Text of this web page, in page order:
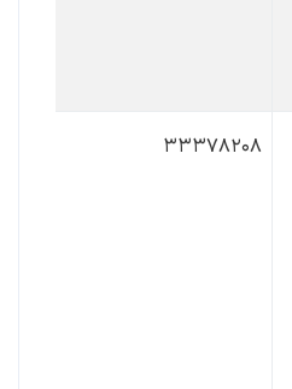
۳۳۳۷۸۲۰۸